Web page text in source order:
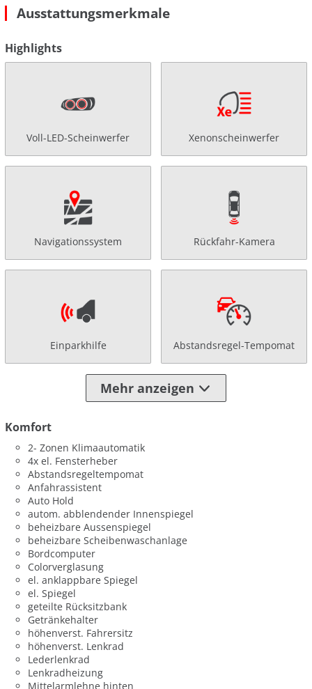
Ausstattungsmerkmale
Highlights
Voll-LED-Scheinwerfer Xenonscheinwerfer
Navigationssystem Rückfahr-Kamera
Einparkhilfe Abstandsregel-Tempomat
Mehr anzeigen
Komfort
2- Zonen Klimaautomatik
4x el. Fensterheber
Abstandsregeltempomat
Anfahrassistent
Auto Hold
autom. abblendender Innenspiegel
beheizbare Aussenspiegel
beheizbare Scheibenwaschanlage
Bordcomputer
Colorverglasung
el. anklappbare Spiegel
el. Spiegel
geteilte Rücksitzbank
Getränkehalter
höhenverst. Fahrersitz
höhenverst. Lenkrad
Lederlenkrad
Lenkradheizung
Mittelarmlehne hinten